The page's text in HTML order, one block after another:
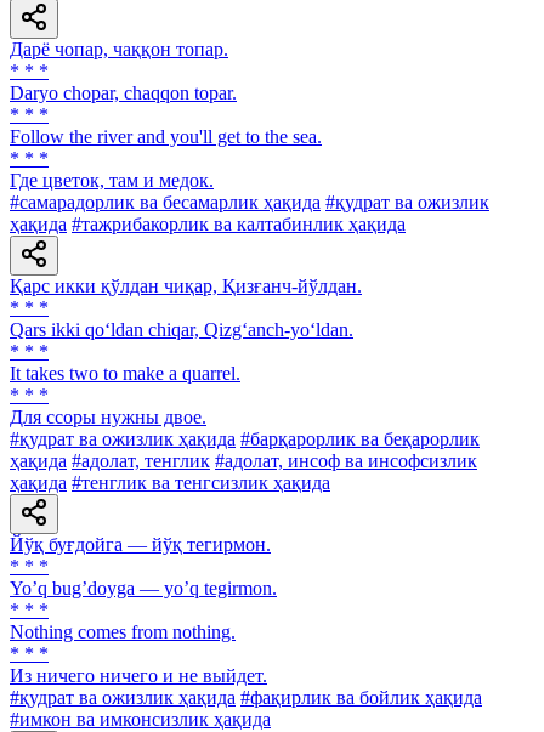
Дарё чопар, чаққон топар.
* * *
Daryo chopar, chaqqon topar.
* * *
Follow the river and you'll get to the sea.
* * *
Где цветок, там и медок.
#самарадорлик ва бесамарлик ҳақида #қудрат ва ожизлик
ҳақида #тажрибакорлик ва калтабинлик ҳақида
Қарс икки қўлдан чиқар, Қизғанч-йўлдан.
* * *
Qars ikki qo‘ldan chiqar, Qizg‘anch-yo‘ldan.
* * *
It takes two to make a quarrel.
* * *
Для ссоры нужны двое.
#қудрат ва ожизлик ҳақида #барқарорлик ва беқарорлик
ҳақида #адолат, тенглик #адолат, инсоф ва инсофсизлик
ҳақида #тенглик ва тенгсизлик ҳақида
Йўқ буғдойга — йўқ тегирмон.
* * *
Yoʼq bugʼdoyga — yoʼq tegirmon.
* * *
Nothing comes from nothing.
* * *
Из ничего ничего и не выйдет.
#қудрат ва ожизлик ҳақида #фақирлик ва бойлик ҳақида
#имкон ва имконсизлик ҳақида